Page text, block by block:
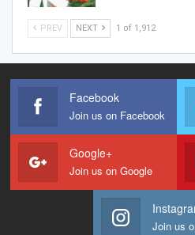
PREV NEXT 1 of 1,912
Facebook
Join us on Facebook
Google+
Join us on Google
Join us